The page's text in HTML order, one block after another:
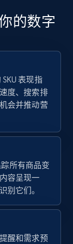
and
Initial
more.
Initial
more.
的数字
SKU 表现指
度、搜索排
会并推动营
踪所有商品变
容呈现一
别它们。
醒和需求预